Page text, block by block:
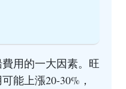
用的一大因素。旺
能上漲20-30%，